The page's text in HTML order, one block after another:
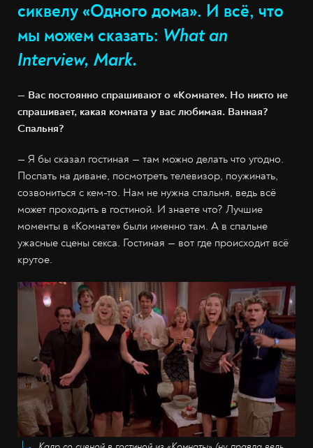
сиквелу «Одного дома». И всё, что
мы можем сказать: What an
Interview, Mark.
— Вас постоянно спрашивают о «Комнате». Но никто не
спрашивает, какая комната у вас любимая. Ванная?
Спальня?
— Я бы сказал гостиная — там можно делать что угодно.
Поспать на диване, посмотреть телевизор, поужинать,
созвониться с кем-то. Нам не нужна спальня, ведь всё
может проходить в гостиной. И знаете что? Лучшие
моменты в «Комнате» были именно там. А в спальне
ужасные сцены секса. Гостиная — вот где происходит всё
крутое.